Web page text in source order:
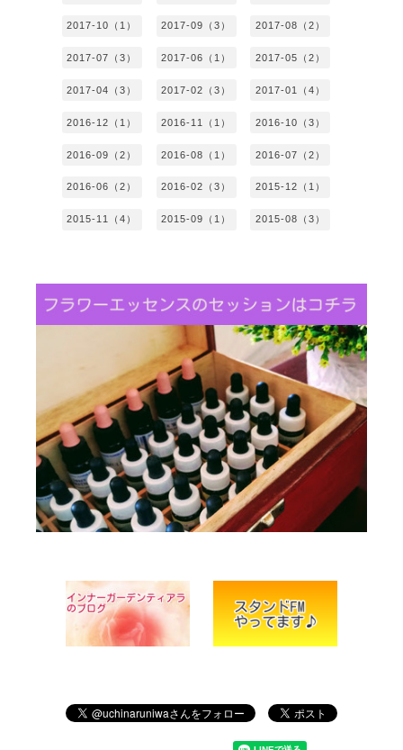
2017-10（1） 2017-09（3） 2017-08（2）
2017-07（3） 2017-06（1） 2017-05（2）
2017-04（3） 2017-02（3） 2017-01（4）
2016-12（1） 2016-11（1） 2016-10（3）
2016-09（2） 2016-08（1） 2016-07（2）
2016-06（2） 2016-02（3） 2015-12（1）
2015-11（4） 2015-09（1） 2015-08（3）